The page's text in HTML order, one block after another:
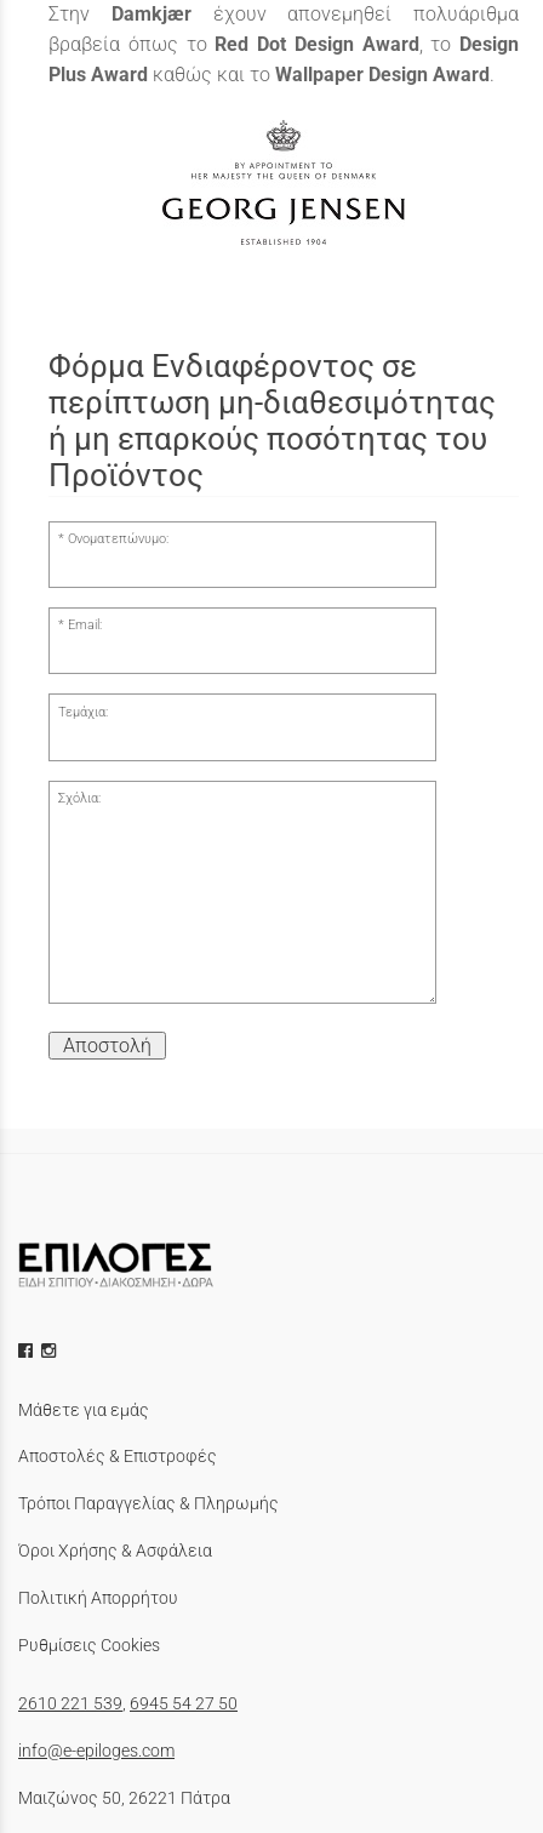
Στην Damkjær
έχουν απονεμηθεί πολυάριθμα
βραβεία όπως το Red Dot Design Award, το Design
Plus Award καθώς και το Wallpaper Design Αward.
Φόρμα Ενδιαφέροντος σε
περίπτωση μη-διαθεσιμότητας
ή μη επαρκούς ποσότητας του
Προϊόντος
Ονοματεπώνυμο:
Email:
Τεμάχια:
Σχόλια:
Αποστολή
Μάθετε για εμάς
Αποστολές & Επιστροφές
Τρόποι Παραγγελίας & Πληρωμής
Όροι Χρήσης & Ασφάλεια
Πολιτική Απορρήτου
Ρυθμίσεις Cookies
2610 221 539, 6945 54 27 50
info@e-epiloges.com
Μαιζώνος 50, 26221 Πάτρα